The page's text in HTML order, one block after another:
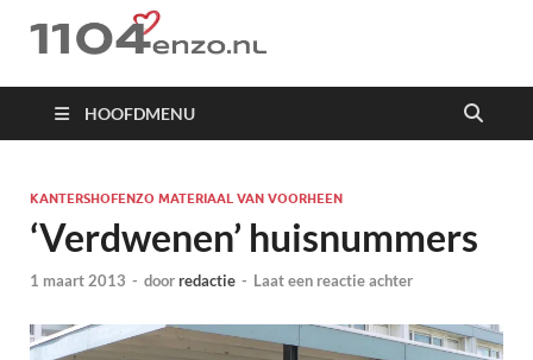
1104 en zo
HOOFDMENU
KANTERSHOFENZO MATERIAAL VAN VOORHEEN
‘Verdwenen’ huisnummers
1 maart 2013 - doorredactie - Laat een reactie achter